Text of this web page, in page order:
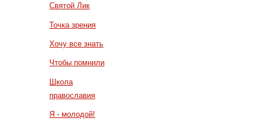
Святой Лик
Точка зрения
Хочу все знать
Чтобы помнили
Школа
православия
Я - молодой!